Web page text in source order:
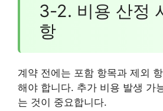
3-2. 비용 산정
항
계약 전에는 포함 항목과 제외
해야 합니다. 추가 비용 발생 가
는 것이 중요합니다.